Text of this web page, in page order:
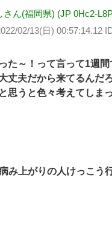
さん(福岡県) (JP 0Hc2-
02/13(日) 00:57:14.12
た～！って言って1週
丈夫だから来てるんだ
思うと色々考えてしま
み上がりの人けっこう